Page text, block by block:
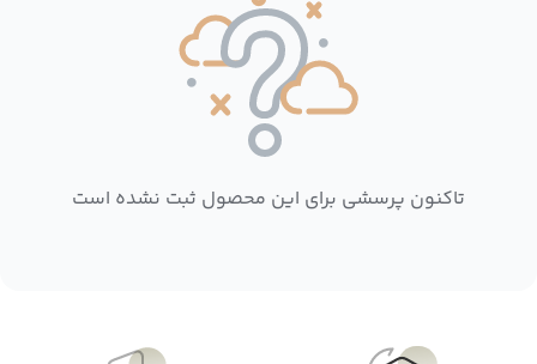
تاکنون پرسشی برای این محصول ثبت نشده است